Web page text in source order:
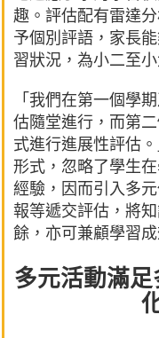
趣。評估配有雷達
予個別評語，家長
習狀況，為小二至
「我們在第一個學
估隨堂進行，而第
式進行進展性評估
形式，忽略了學生
經驗，因而引入多
報等遞交評估，將
餘，亦可兼顧學習成
多元活動滿